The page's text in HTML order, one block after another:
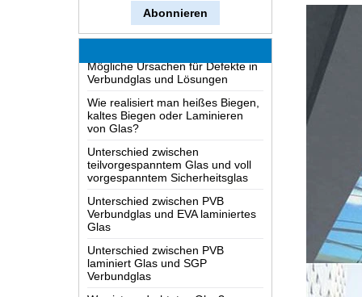
Das umfangreichste Wissen des
Glases LOW-E
Wie realisiert man heißes Biegen,
von Glas?
Unterschied zwischen
vorgespanntem Sicherheitsglas
Unterschied zwischen PVB
Glas
Unterschied zwischen PVB
Verbundglas
Was ist verdrahtetes Glas?